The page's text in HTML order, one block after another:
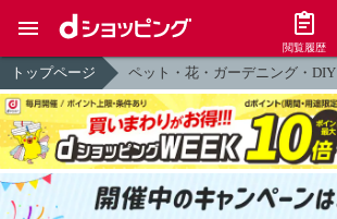
閲覧履歴
トップページ ペット・花・ガーデニング・DIY